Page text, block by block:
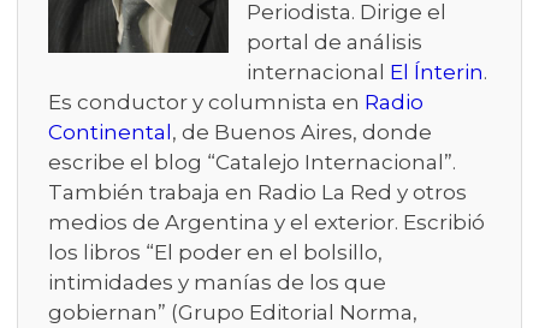
Periodista. Dirige el
portal de análisis
internacional El Ínterin.
Es conductor y columnista en Radio
Continental , de Buenos Aires, donde
escribe el blog “Catalejo Internacional”.
También trabaja en Radio La Red y otros
medios de Argentina y el exterior. Escribió
los libros “El poder en el bolsillo,
intimidades y manías de los que
gobiernan” (Grupo Editorial Norma,